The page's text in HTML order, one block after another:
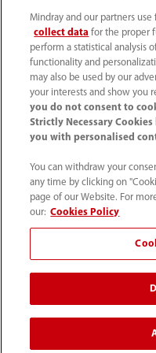
52 55 5661 9450
intl-
Condiciones de uso｜
Contáctenos
Mindray and our partners
collect data for the proper
perform a statistical analysis
functionality and
may also be used by our
your interests and show you
you do not consent to
Strictly Necessary
you with personalised
You can withdraw your
any time by clicking on
page of our Website. For
our: Cookies Policy